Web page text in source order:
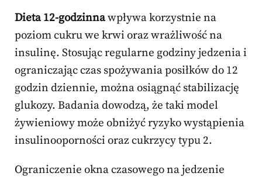
Dieta 12-godzinnawpływa korzystnie na
poziom cukru we krwi oraz wrażliwość na
insulinę. Stosując regularne godziny jedzenia i
ograniczając czas spożywania posiłków do 12
godzin dziennie, można osiągnąć stabilizację
glukozy. Badania dowodzą, że taki model
żywieniowy może obniżyć ryzyko wystąpienia
insulinooporności oraz cukrzycy typu 2.
Ograniczenie okna czasowego na jedzenie